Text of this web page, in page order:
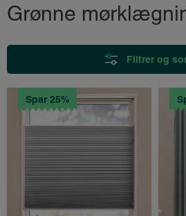
Grønne
Filtrer og
Spar 25%